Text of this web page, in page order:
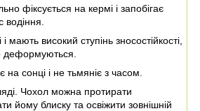
фіксується на кермі і запобігає
водіння.
мають високий ступінь зносостійкості,
деформуються.
на сонці і не тьмяніє з часом.
Чохол можна протирати
йому блиску та освіжити зовнішній